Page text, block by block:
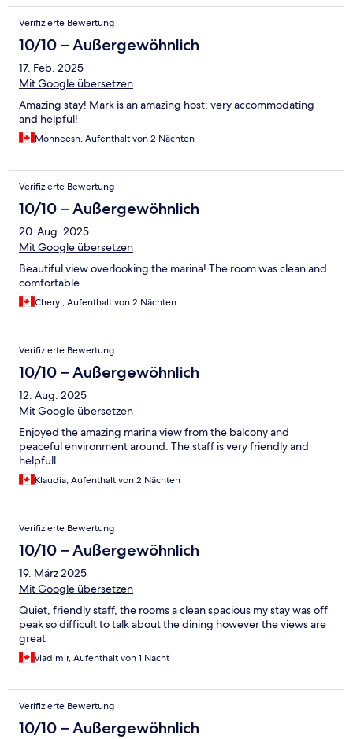
Verifizierte Bewertung
10/10 – Außergewöhnlich
17. Feb. 2025
Mit Google übersetzen
Amazing stay! Mark is an amazing host; very accommodating
and helpful!
Mohneesh, Aufenthalt von 2 Nächten
Verifizierte Bewertung
10/10 – Außergewöhnlich
20. Aug. 2025
Mit Google übersetzen
Beautiful view overlooking the marina! The room was clean and
comfortable.
Cheryl, Aufenthalt von 2 Nächten
Verifizierte Bewertung
10/10 – Außergewöhnlich
12. Aug. 2025
Mit Google übersetzen
Enjoyed the amazing marina view from the balcony and
peaceful environment around. The staff is very friendly and
helpfull.
Klaudia, Aufenthalt von 2 Nächten
Verifizierte Bewertung
10/10 – Außergewöhnlich
19. März 2025
Mit Google übersetzen
Quiet, friendly staff, the rooms a clean spacious my stay was off
peak so difficult to talk about the dining however the views are
great
vladimir, Aufenthalt von 1 Nacht
Verifizierte Bewertung
10/10 – Außergewöhnlich